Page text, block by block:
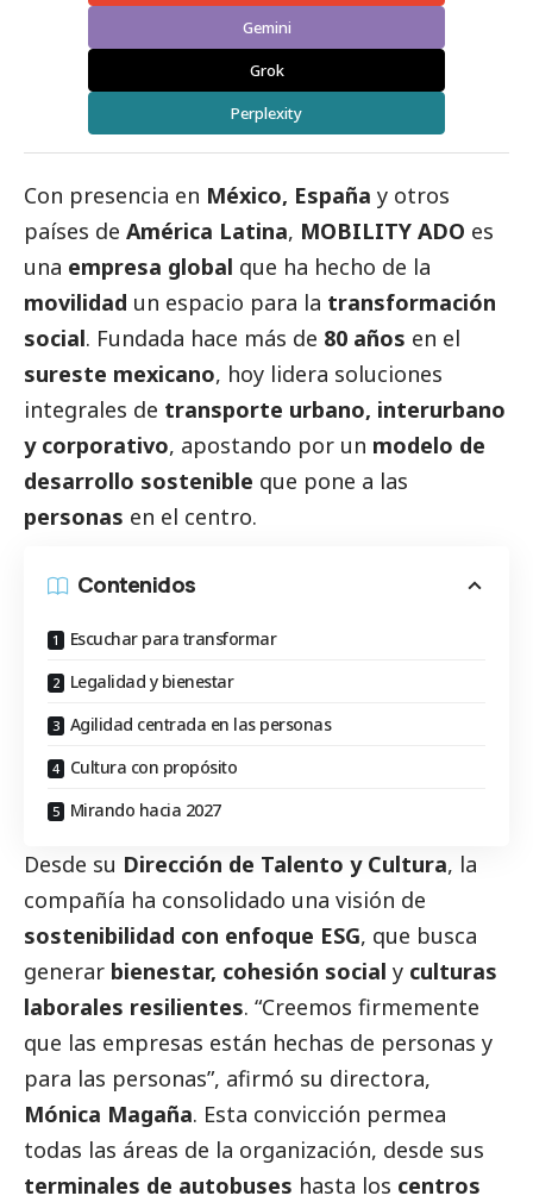
Gemini
Grok
Perplexity
Con presencia en México, España y otros
países de América Latina, MOBILITY ADO es
una empresa global que ha hecho de la
movilidad un espacio para la transformación
social. Fundada hace más de 80 años en el
sureste mexicano, hoy lidera soluciones
integrales de transporte urbano, interurbano
y corporativo, apostando por un modelo de
desarrollo sostenible que pone a las
personas en el centro.
Contenidos
Escuchar para transformar
Legalidad y bienestar
Agilidad centrada en las personas
Cultura con propósito
Mirando hacia 2027
Desde su Dirección de Talento y Cultura, la
compañía ha consolidado una visión de
sostenibilidad con enfoque ESG, que busca
generar bienestar, cohesión social y culturas
laborales resilientes. “Creemos firmemente
que las empresas están hechas de personas y
para las personas”, afirmó su directora,
Mónica Magaña. Esta convicción permea
todas las áreas de la organización, desde sus
terminales de autobuses hasta los centros